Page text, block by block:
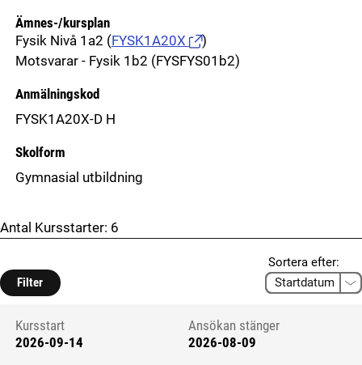
Ämnes-/kursplan
Fysik Nivå 1a2 (FYSK1A20X
)
Motsvarar - Fysik 1b2 (FYSFYS01b2)
Anmälningskod
FYSK1A20X-D H
Skolform
Gymnasial utbildning
Antal Kursstarter: 6
Filter
Sortera efter:
Kursstart 6326836
Kursstart
2026-09-14
Ansökan stänger
2026-08-09